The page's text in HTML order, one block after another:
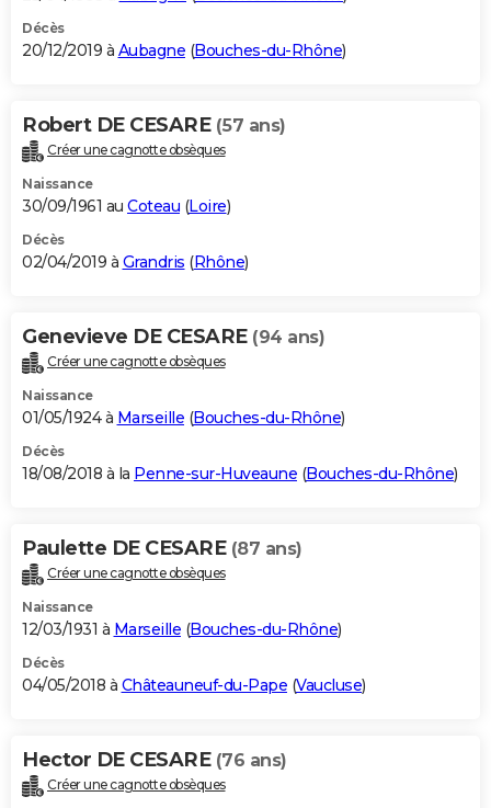
Décès
20/12/2019 à Aubagne (Bouches-du-Rhône)
Robert DE CESARE (57 ans)
Créer une cagnotte obsèques
Naissance
30/09/1961 au Coteau (Loire)
Décès
02/04/2019 à Grandris (Rhône)
Genevieve DE CESARE (94 ans)
Créer une cagnotte obsèques
Naissance
01/05/1924 à Marseille (Bouches-du-Rhône)
Décès
18/08/2018 à la Penne-sur-Huveaune (Bouches-du-Rhône)
Paulette DE CESARE (87 ans)
Créer une cagnotte obsèques
Naissance
12/03/1931 à Marseille (Bouches-du-Rhône)
Décès
04/05/2018 à Châteauneuf-du-Pape (Vaucluse)
Hector DE CESARE (76 ans)
Créer une cagnotte obsèques